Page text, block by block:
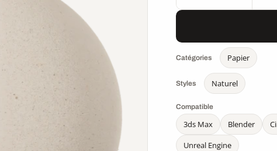
Catégories Papier
Styles Naturel
Compatible
3ds Max Blender
Unreal Engine